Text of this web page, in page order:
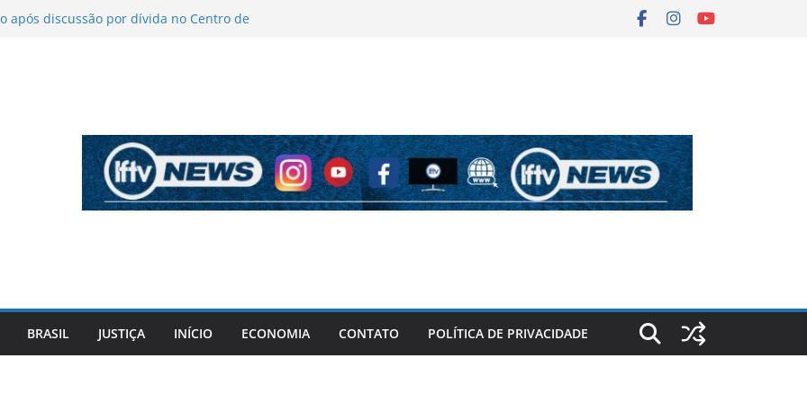
após discussão por dívida no Centro de
a tiros após criminosos invadirem
BRASIL JUSTIÇA INÍCIO ECONOMIA CONTATO POLÍTICA DE PRIVACIDADE